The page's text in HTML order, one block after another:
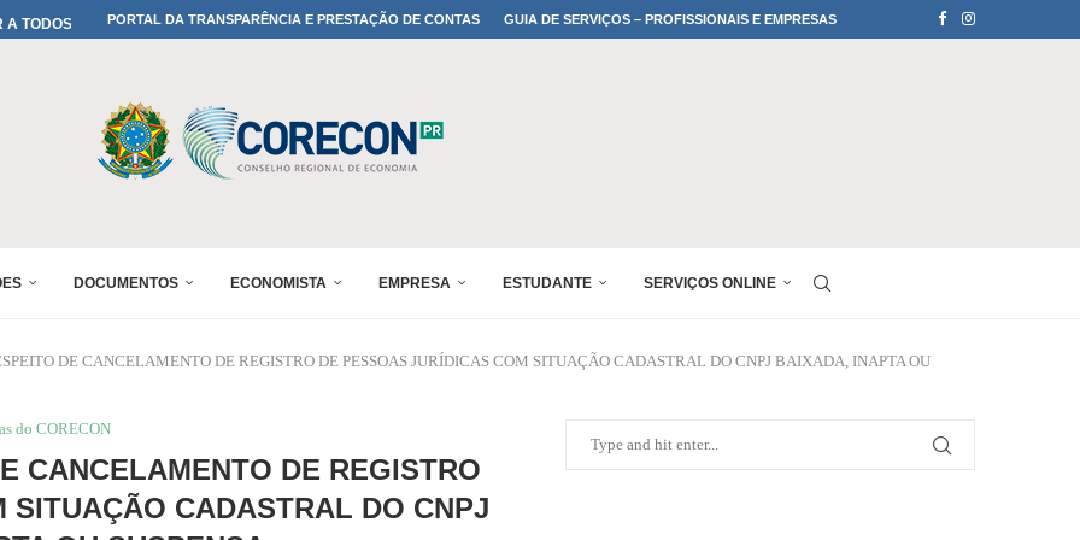
A TODOS OS PAIS!PORTAL DA TRANSPARÊNCIA E PRESTAÇÃO DE CONTAS GUIA DE SERVIÇOS – PROFISSIONAIS E EMPRESAS
DOCUMENTOS ECONOMISTA EMPRESA ESTUDANTE SERVIÇOS ONLINE
DE CANCELAMENTO DE REGISTRO DE PESSOAS JURÍDICAS COM SITUAÇÃO CADASTRAL DO CNPJ BAIXADA, INAPTA OU
do CORECON
CANCELAMENTO DE REGISTRO
SITUAÇÃO CADASTRAL DO CNPJ